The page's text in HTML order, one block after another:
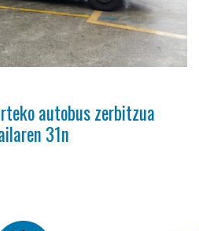
autobus zerbitzua
31n